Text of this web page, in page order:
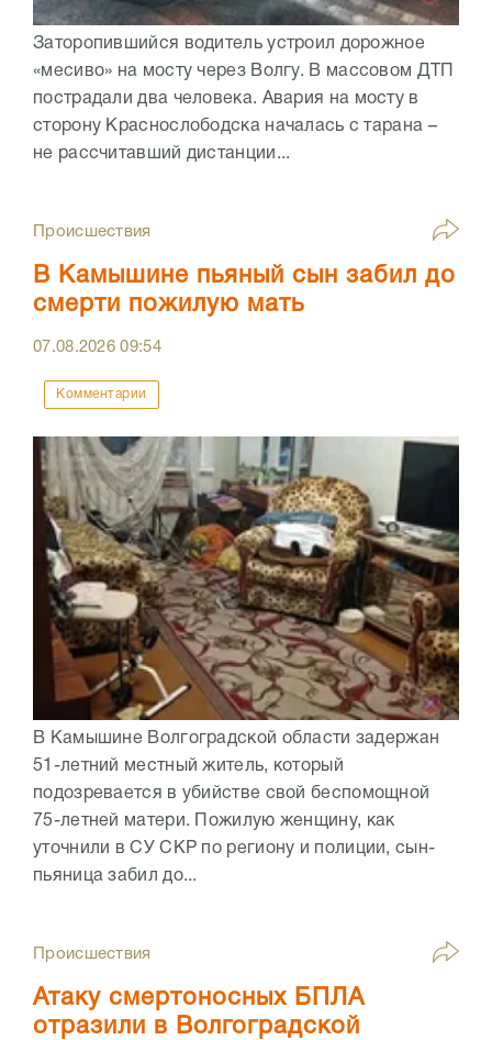
Заторопившийся водитель устроил дорожное
«месиво» на мосту через Волгу. В массовом ДТП
пострадали два человека. Авария на мосту в
сторону Краснослободска началась с тарана –
не рассчитавший дистанции...
Происшествия
В Камышине пьяный сын забил до
смерти пожилую мать
07.08.202609:54
Комментарии
В Камышине Волгоградской области задержан
51-летний местный житель, который
подозревается в убийстве свой беспомощной
75-летней матери. Пожилую женщину, как
уточнили в СУ СКР по региону и полиции, сын-
пьяница забил до...
Происшествия
Атаку смертоносных БПЛА
отразили в Волгоградской